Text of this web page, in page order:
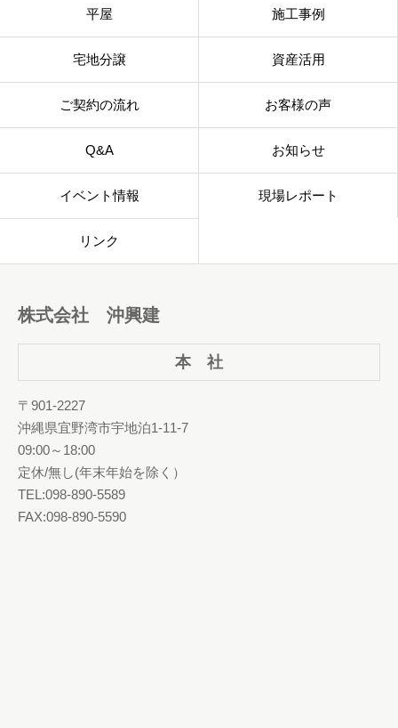
平屋 施工事例
宅地分譲 資産活用
ご契約の流れ お客様の声
Q&A お知らせ
イベント情報 現場レポート
リンク
株式会社 沖興建
本 社
〒901-2227
沖縄県宜野湾市宇地泊1-11-7
09:00～18:00
定休/無し(年末年始を除く）
TEL:098-890-5589
FAX:098-890-5590